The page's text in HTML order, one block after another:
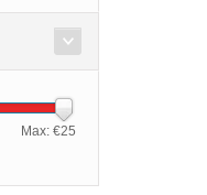
Max: €25